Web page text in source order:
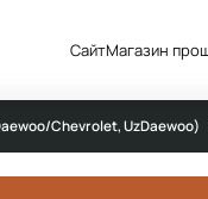
СайтМагазин
Chevrolet, UzDaewoo)